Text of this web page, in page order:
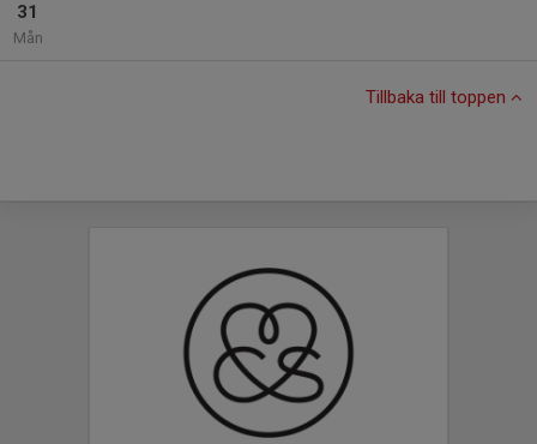
31
Mån
Tillbaka till toppen